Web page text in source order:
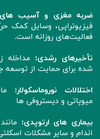
ضربه مغزی و آسیب
فیزیوتراپی، وسایل کمک
فعالیت‌های روزانه است.
تأخیرهای رشدی: مداخله
شده برای حمایت از
اختلالات نوروماسکولار:
میوپاتی و دیستروفی ها
بیماری های ارتوپدی:
اندام و سایر مشکلات